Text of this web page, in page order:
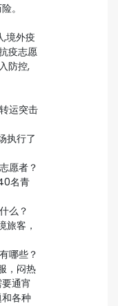
。
,境外疫
疫志愿
防控,
运突击
执行了
愿者？
名青
么？
旅客，
哪些？
，闷热
通宵
各种